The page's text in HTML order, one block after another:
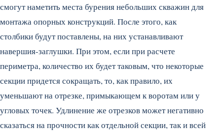
смогут наметить места бурения небольших скважин для
монтажа опорных конструкций. После этого, как
столбики будут поставлены, на них устанавливают
навершия-заглушки. При этом, если при расчете
периметра, количество их будет таковым, что некоторые
секции придется сокращать, то, как правило, их
уменьшают на отрезке, примыкающем к воротам или у
угловых точек. Удлинение же отрезков может негативно
сказаться на прочности как отдельной секции, так и всей